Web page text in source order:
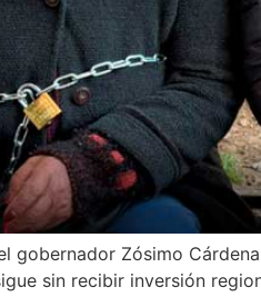
gobernador Zósimo
sin recibir inversión